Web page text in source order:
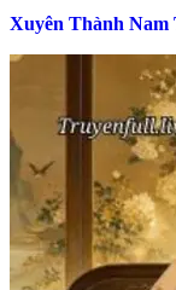
Xuyên Thành Nam